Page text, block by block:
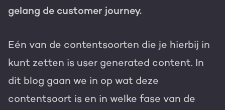
Modules & templates
Membership portals
gelang de customer journey.
Eén van de contentsoorten die je hierbij in
kunt zetten is user generated content. In
dit blog gaan we in op wat deze
contentsoort is en in welke fase van de